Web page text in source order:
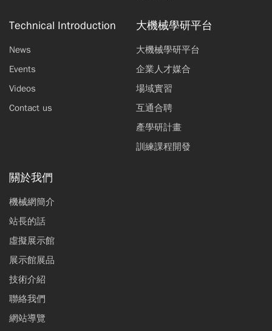
Technical Introduction
News
Events
Videos
Contact us
大機械學研平台
大機械學研平台
企業人才媒合
場域實習
互通合聘
產學研計畫
訓練課程開發
關於我們
機械網簡介
站長的話
虛擬展示館
展示館展品
技術介紹
聯絡我們
網站導覽